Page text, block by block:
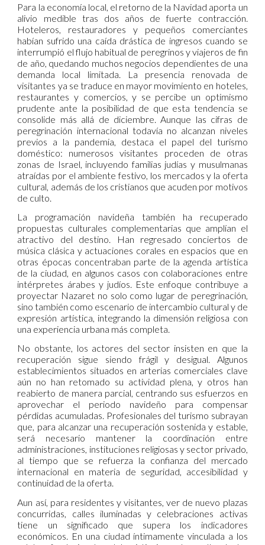
Para la economía local, el retorno de la Navidad aporta un
alivio medible tras dos años de fuerte contracción.
Hoteleros, restauradores y pequeños comerciantes
habían sufrido una caída drástica de ingresos cuando se
interrumpió el flujo habitual de peregrinos y viajeros de fin
de año, quedando muchos negocios dependientes de una
demanda local limitada. La presencia renovada de
visitantes ya se traduce en mayor movimiento en hoteles,
restaurantes y comercios, y se percibe un optimismo
prudente ante la posibilidad de que esta tendencia se
consolide más allá de diciembre. Aunque las cifras de
peregrinación internacional todavía no alcanzan niveles
previos a la pandemia, destaca el papel del turismo
doméstico: numerosos visitantes proceden de otras
zonas de Israel, incluyendo familias judías y musulmanas
atraídas por el ambiente festivo, los mercados y la oferta
cultural, además de los cristianos que acuden por motivos
de culto.
La programación navideña también ha recuperado
propuestas culturales complementarias que amplían el
atractivo del destino. Han regresado conciertos de
música clásica y actuaciones corales en espacios que en
otras épocas concentraban parte de la agenda artística
de la ciudad, en algunos casos con colaboraciones entre
intérpretes árabes y judíos. Este enfoque contribuye a
proyectar Nazaret no solo como lugar de peregrinación,
sino también como escenario de intercambio cultural y de
expresión artística, integrando la dimensión religiosa con
una experiencia urbana más completa.
No obstante, los actores del sector insisten en que la
recuperación sigue siendo frágil y desigual. Algunos
establecimientos situados en arterias comerciales clave
aún no han retomado su actividad plena, y otros han
reabierto de manera parcial, centrando sus esfuerzos en
aprovechar el periodo navideño para compensar
pérdidas acumuladas. Profesionales del turismo subrayan
que, para alcanzar una recuperación sostenida y estable,
será necesario mantener la coordinación entre
administraciones, instituciones religiosas y sector privado,
al tiempo que se refuerza la confianza del mercado
internacional en materia de seguridad, accesibilidad y
continuidad de la oferta.
Aun así, para residentes y visitantes, ver de nuevo plazas
concurridas, calles iluminadas y celebraciones activas
tiene un significado que supera los indicadores
económicos. En una ciudad íntimamente vinculada a los